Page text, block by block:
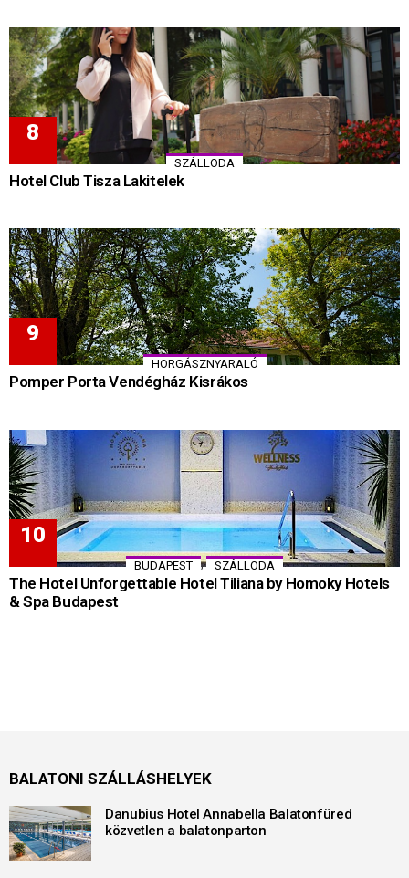
SZÁLLODA
Hotel Club Tisza Lakitelek
HORGÁSZNYARALÓ
Pomper Porta Vendégház Kisrákos
BUDAPEST , SZÁLLODA
The Hotel Unforgettable Hotel Tiliana by Homoky Hotels
& Spa Budapest
BALATONI SZÁLLÁSHELYEK
Danubius Hotel Annabella Balatonfüred
közvetlen a balatonparton